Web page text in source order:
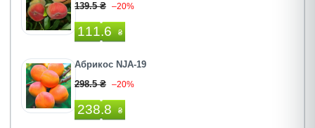
139.5 ₴ –20%
111.6 ₴
Абрикос NJA-19
298.5 ₴ –20%
238.8 ₴